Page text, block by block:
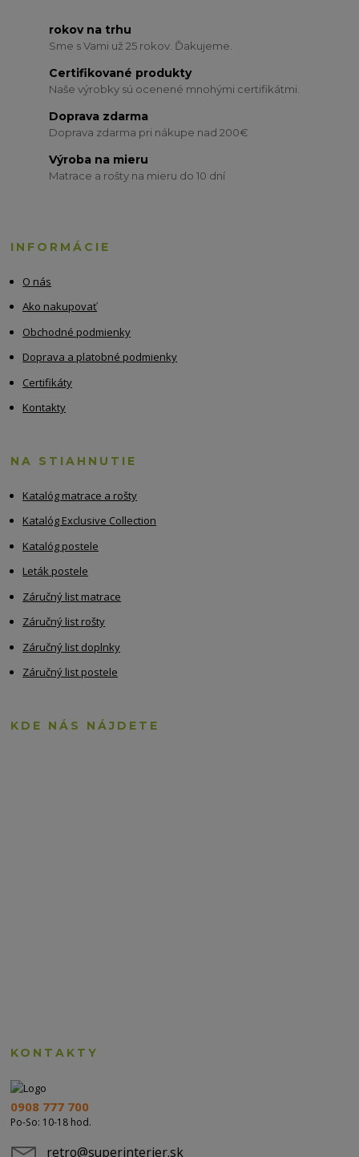
rokov na trhu
Sme s Vami už 25 rokov. Ďakujeme.
Certifikované produkty
Naše výrobky sú ocenené mnohými certifikátmi.
Doprava zdarma
Doprava zdarma pri nákupe nad 200€
Výroba na mieru
Matrace a rošty na mieru do 10 dní
INFORMÁCIE
O nás
Ako nakupovať
Obchodné podmienky
Doprava a platobné podmienky
Certifikáty
Kontakty
NA STIAHNUTIE
Katalóg matrace a rošty
Katalóg Exclusive Collection
Katalóg postele
Leták postele
Záručný list matrace
Záručný list rošty
Záručný list doplnky
Záručný list postele
KDE NÁS NÁJDETE
KONTAKTY
0908 777 700
Po-So: 10-18 hod.
retro@superinterier.sk